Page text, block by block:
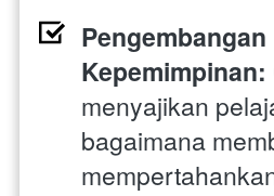
Pengembangan
Kepemimpinan:
menyajikan
bagaimana